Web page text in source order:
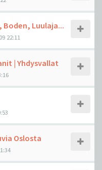
Boden, Luulaja...
22:11
| Yhdysvallat
Oslosta